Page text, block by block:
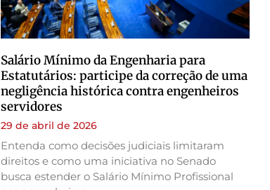
Salário Mínimo da Engenharia para
Estatutários: participe da correção de uma
negligência histórica contra engenheiros
servidores
29 de abril de 2026
Entenda como decisões judiciais limitaram
direitos e como uma iniciativa no Senado
busca estender o Salário Mínimo Profissional